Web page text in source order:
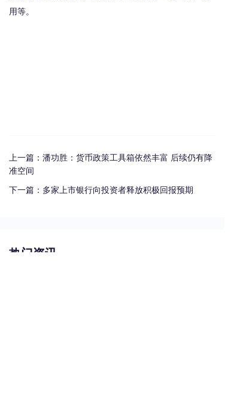
用等。
上一篇： 潘功胜：货币政策工具箱依然丰富 后续仍有降
准空间
下一篇： 多家上市银行向投资者释放积极回报预期
热门资讯